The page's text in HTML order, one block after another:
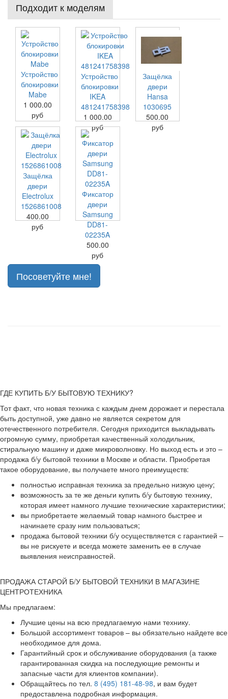
Подходит к моделям
Устройство
блокировки
Mabe
1 000.00
руб
Устройство
блокировки
IKEA
481241758398
1 000.00
руб
Защёлка
двери
Hansa
1030695
500.00
руб
Защёлка
двери
Electrolux
1526861008
400.00
руб
Фиксатор
двери
Samsung
DD81-
02235A
500.00
руб
Посоветуйте мне!
ГДЕ КУПИТЬ Б/У БЫТОВУЮ ТЕХНИКУ?
Тот факт, что новая техника с каждым днем дорожает и перестала
быть доступной, уже давно не является секретом для
отечественного потребителя. Сегодня приходится выкладывать
огромную сумму, приобретая качественный холодильник,
стиральную машину и даже микроволновку. Но выход есть и это –
продажа б/у бытовой техники в Москве и области. Приобретая
такое оборудование, вы получаете много преимуществ:
полностью исправная техника за предельно низкую цену;
возможность за те же деньги купить б/у бытовую технику,
которая имеет намного лучшие технические характеристики;
вы приобретаете желаемый товар намного быстрее и
начинаете сразу ним пользоваться;
продажа бытовой техники б/у осуществляется с гарантией –
вы не рискуете и всегда можете заменить ее в случае
выявления неисправностей.
ПРОДАЖА СТАРОЙ Б/У БЫТОВОЙ ТЕХНИКИ В МАГАЗИНЕ
ЦЕНТРОТЕХНИКА
Мы предлагаем:
Лучшие цены на всю предлагаемую нами технику.
Большой ассортимент товаров – вы обязательно найдете все
необходимое для дома.
Гарантийный срок и обслуживание оборудования (а также
гарантированная скидка на последующие ремонты и
запасные части для клиентов компании).
Обращайтесь по тел. 8 (495) 181-48-98, и вам будет
предоставлена подробная информация.